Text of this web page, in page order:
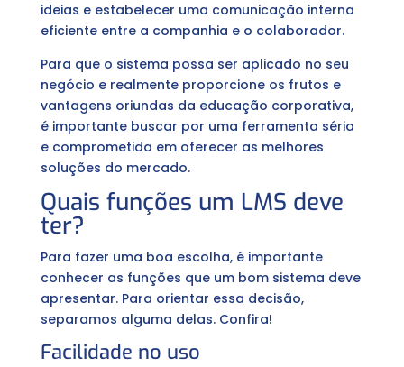
ideias e estabelecer uma comunicação interna
eficiente entre a companhia e o colaborador.
Para que o sistema possa ser aplicado no seu
negócio e realmente proporcione os frutos e
vantagens oriundas da educação corporativa,
é importante buscar por uma ferramenta séria
e comprometida em oferecer as melhores
soluções do mercado.
Quais funções um LMS deve
ter?
Para fazer uma boa escolha, é importante
conhecer as funções que um bom sistema deve
apresentar. Para orientar essa decisão,
separamos alguma delas. Confira!
Facilidade no uso